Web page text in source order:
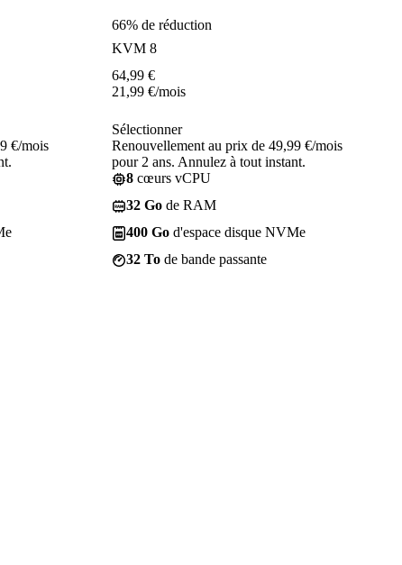
€/mois
66% de réduction
KVM 8
64,99 €
21,99 €/mois
Sélectionner
Renouvellement au prix de 49,99 €/mois
pour 2 ans. Annulez à tout instant.
8 cœurs vCPU
32 Go de RAM
400 Go d'espace disque NVMe
32 To de bande passante